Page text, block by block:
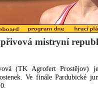
mistryní
(TK Agrofert Prostějov)
Ve finále Pardubické